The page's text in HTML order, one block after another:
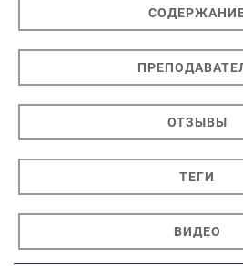
ОТЗЫВЫ
ТЕГИ
ВИДЕО